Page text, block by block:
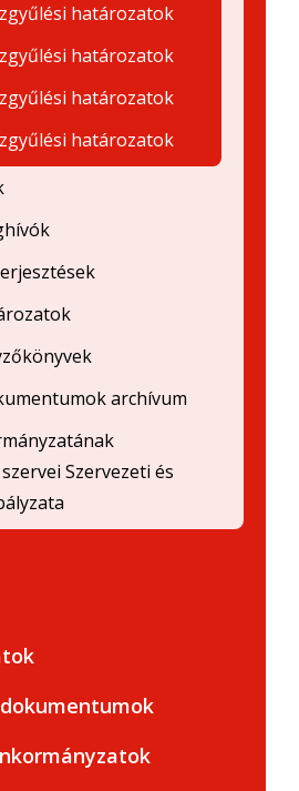
határozatok
határozatok
határozatok
határozatok
archívum
Szervezeti és